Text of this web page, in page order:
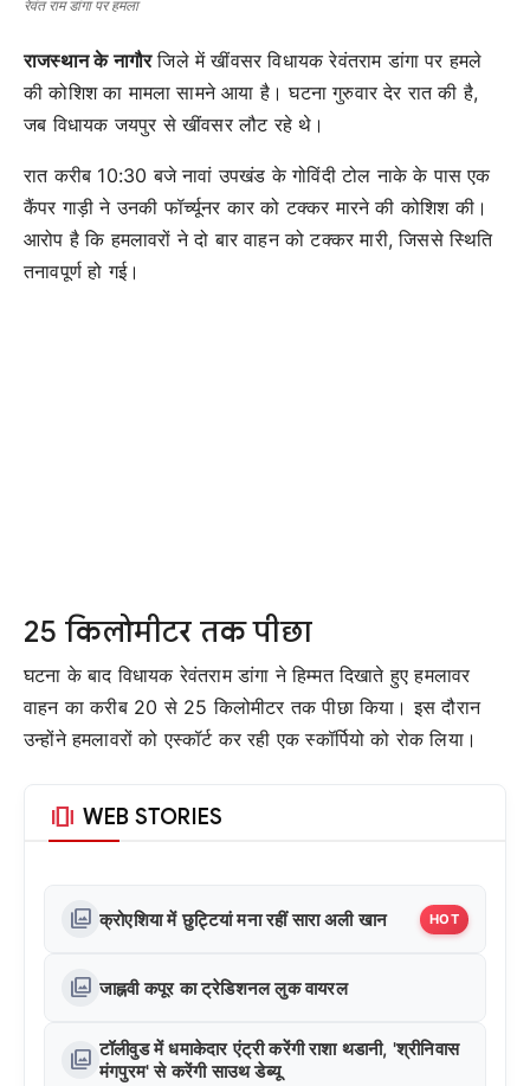
रेवंत राम डांगा पर हमला
राजस्थान के नागौरजिले में खींवसर विधायक रेवंतराम डांगा पर हमले
की कोशिश का मामला सामने आया है। घटना गुरुवार देर रात की है,
जब विधायक जयपुर से खींवसर लौट रहे थे।
रात करीब 10:30 बजे नावां उपखंड के गोविंदी टोल नाके के पास एक
कैंपर गाड़ी ने उनकी फॉर्च्यूनर कार को टक्कर मारने की कोशिश की।
आरोप है कि हमलावरों ने दो बार वाहन को टक्कर मारी, जिससे स्थिति
तनावपूर्ण हो गई।
25 किलोमीटर तक पीछा
घटना के बाद विधायक रेवंतराम डांगा ने हिम्मत दिखाते हुए हमलावर
वाहन का करीब 20 से 25 किलोमीटर तक पीछा किया। इस दौरान
उन्होंने हमलावरों को एस्कॉर्ट कर रही एक स्कॉर्पियो को रोक लिया।
amp_stories WEB STORIES
photo_library क्रोएशिया में छुट्टियां मना रहीं सारा अली खान HOT
photo_library जाह्नवी कपूर का ट्रेडिशनल लुक वायरल
photo_library टॉलीवुड में धमाकेदार एंट्री करेंगी राशा थडानी, 'श्रीनिवास
मंगपुरम' से करेंगी साउथ डेब्यू